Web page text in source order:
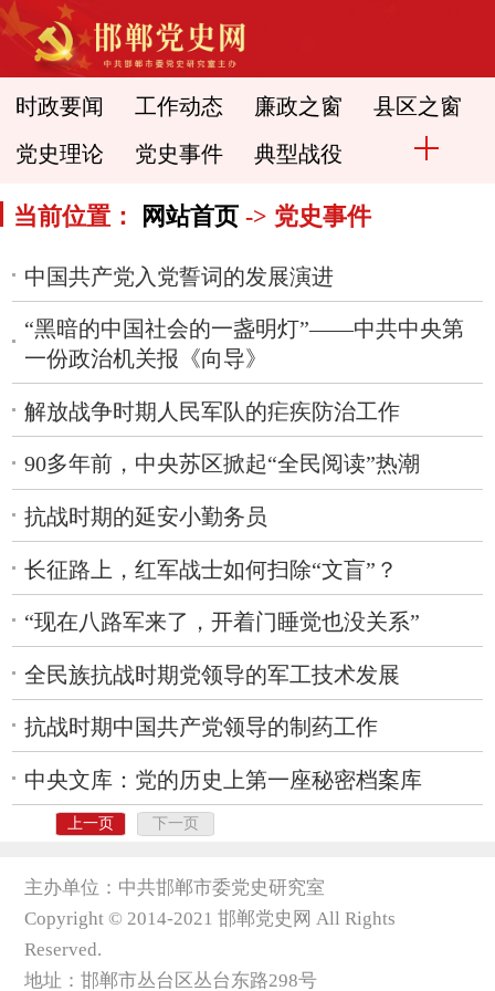
时政要闻 工作动态 廉政之窗 县区之窗
党史理论 党史事件 典型战役
当前位置： 网站首页 -> 党史事件
中国共产党入党誓词的发展演进
“黑暗的中国社会的一盏明灯”——中共中央第
一份政治机关报《向导》
解放战争时期人民军队的疟疾防治工作
90多年前，中央苏区掀起“全民阅读”热潮
抗战时期的延安小勤务员
长征路上，红军战士如何扫除“文盲”？
“现在八路军来了，开着门睡觉也没关系”
全民族抗战时期党领导的军工技术发展
抗战时期中国共产党领导的制药工作
中央文库：党的历史上第一座秘密档案库
上一页 下一页
主办单位：中共邯郸市委党史研究室
Copyright © 2014-2021 邯郸党史网 All Rights
Reserved.
地址：邯郸市丛台区丛台东路298号